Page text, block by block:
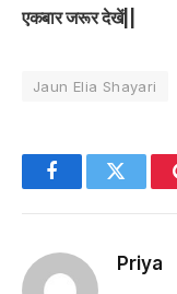
एकबार जरूर देखें||
Jaun Elia Shayari
FacebookTwitter
Priya